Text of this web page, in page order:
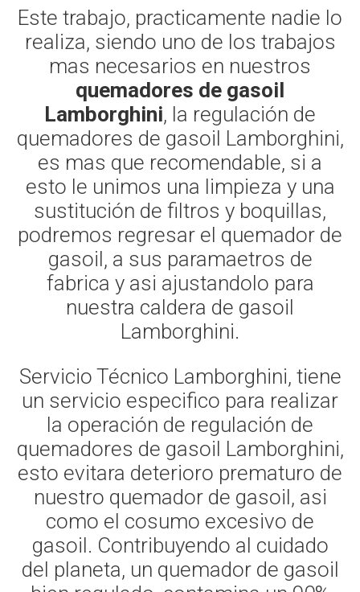
Este trabajo, practicamente nadie lo
realiza, siendo uno de los trabajos
mas necesarios en nuestros
quemadores de gasoil
Lamborghini, la regulación de
quemadores de gasoil Lamborghini,
es mas que recomendable, si a
esto le unimos una limpieza y una
sustitución de filtros y boquillas,
podremos regresar el quemador de
gasoil, a sus paramaetros de
fabrica y asi ajustandolo para
nuestra caldera de gasoil
Lamborghini.
Servicio Técnico Lamborghini, tiene
un servicio especifico para realizar
la operación de regulación de
quemadores de gasoil Lamborghini,
esto evitara deterioro prematuro de
nuestro quemador de gasoil, asi
como el cosumo excesivo de
gasoil. Contribuyendo al cuidado
del planeta, un quemador de gasoil